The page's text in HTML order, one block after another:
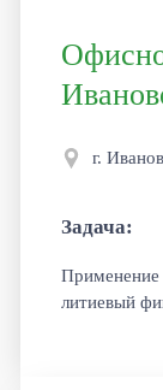
г.
Задача:
Применение
литиевый